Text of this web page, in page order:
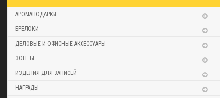
АРОМАПОДАРКИ
БРЕЛОКИ
ДЕЛОВЫЕ И ОФИСНЫЕ АКСЕССУАРЫ
ЗОНТЫ
ИЗДЕЛИЯ ДЛЯ ЗАПИСЕЙ
НАГРАДЫ